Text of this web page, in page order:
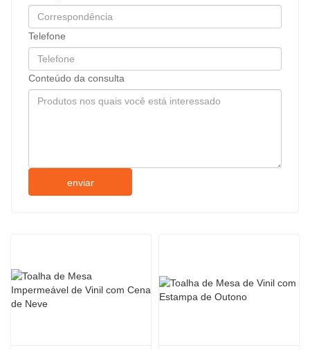
Telefone
Conteúdo da consulta
enviar